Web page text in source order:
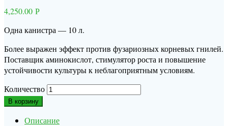
4,250.00 Р
Одна канистра — 10 л.
Более выражен эффект против фузариозных корневых гнилей.
Поставщик аминокислот, стимулятор роста и повышение
устойчивости культуры к неблагоприятным условиям.
Количество
В корзину
Описание